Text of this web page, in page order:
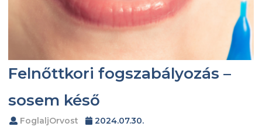
Felnőttkori fogszabályozás –
sosem késő
FoglaljOrvost 2024.07.30.